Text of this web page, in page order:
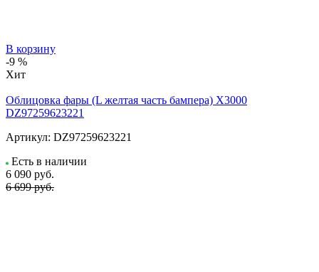
В корзину
-9 %
Хит
Облицовка фары (L желтая часть бампера) X3000
DZ97259623221
Артикул: DZ97259623221
Есть в наличии
6 090 руб.
6 699 руб.